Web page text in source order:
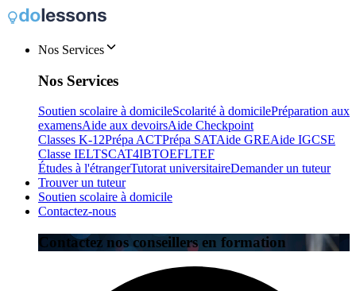
Nos Services
Nos Services
Soutien scolaire à domicileScolarité à domicilePréparation aux
examensAide aux devoirsAide Checkpoint
Classes K-12Prépa ACTPrépa SATAide GREAide IGCSE
Classe IELTSCAT4IBTOEFLTEF
Études à l'étrangerTutorat universitaireDemander un tuteur
Trouver un tuteur
Soutien scolaire à domicile
Contactez-nous
Contactez nos conseillers en formation